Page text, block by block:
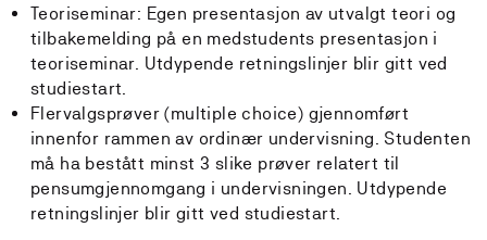
Teoriseminar: Egen presentasjon av utvalgt teori og
tilbakemelding på en medstudents presentasjon i
teoriseminar. Utdypende retningslinjer blir gitt ved
studiestart.
Flervalgsprøver (multiple choice) gjennomført
innenfor rammen av ordinær undervisning. Studenten
må ha bestått minst 3 slike prøver relatert til
pensumgjennomgang i undervisningen. Utdypende
retningslinjer blir gitt ved studiestart.